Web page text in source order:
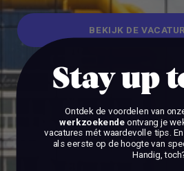
BEKIJK DE
Stay up
Ontdek de voordelen van
werkzoekendeontvang je
vacatures mét waardevolle tips.
als eerste op de hoogte van
Handig,